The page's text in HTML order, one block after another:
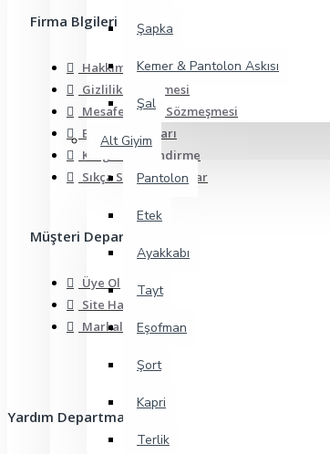
Şapka
Kemer & Pantolon Askısı
Şal
Alt Giyim
Pantolon
Etek
Ayakkabı
Tayt
Eşofman
Şort
Kapri
Terlik
Firma Blgileri
Hakkımızda
Gizlilik Sözleşmesi
Mesafeli Satış Sözmeşmesi
Banka Hesapları
Kargo Bilgilendirme
Sıkça Sorulan Sorular
Müşteri Departmanı
Üye Ol
Site Haritası
Markalar
Yardım Departmanı